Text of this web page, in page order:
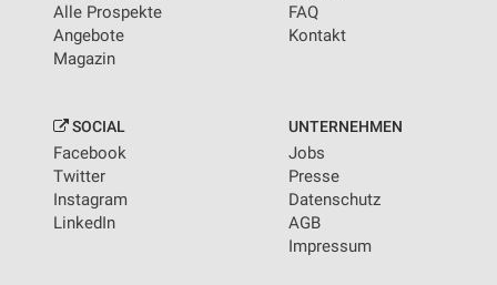
Alle Prospekte
Angebote
Magazin
FAQ
Kontakt
SOCIAL
Facebook
Twitter
Instagram
LinkedIn
UNTERNEHMEN
Jobs
Presse
Datenschutz
AGB
Impressum